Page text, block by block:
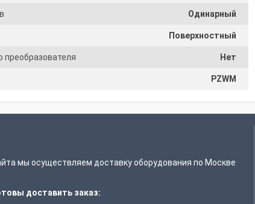
Одинарный
Поверхностный
преобразователя Нет
PZWM
мы осуществляем доставку оборудования по Москве
доставить заказ: